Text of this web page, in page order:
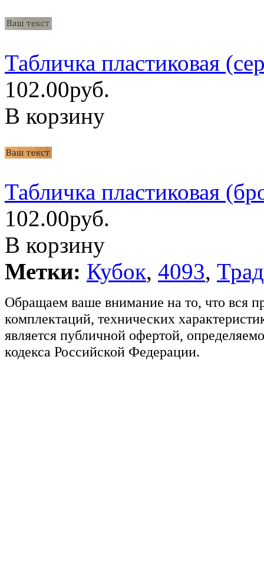
Табличка пластиковая
102.00руб.
В корзину
Табличка пластиковая
102.00руб.
В корзину
Метки: Кубок, 4093,
Обращаем ваше внимание на то, что вся
комплектаций, технических
является публичной офертой,
кодекса Российской Федерации.